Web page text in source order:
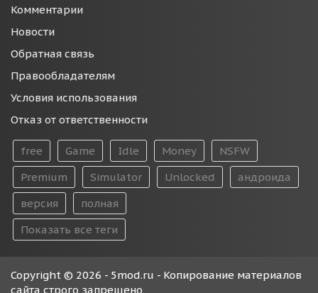
Комментарии
Новости
Обратная связь
Правообладателям
Условия использования
Отказ от ответственности
free Game Idle Money
NSFW
Premium
Simulator Unlocked
андроида
версия
полная
Показать все теги
Copyright © 2026 - 5mod.ru - Копирование материалов
сайта строго запрещено